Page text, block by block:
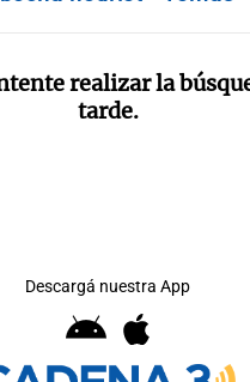
realizar la
tarde.
Descargá nuestra App